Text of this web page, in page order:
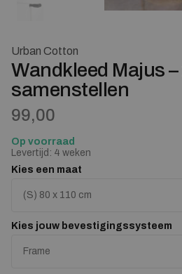
Urban Cotton
Wandkleed Majus
samenstellen
99,00
Op voorraad
Levertijd: 4 weken
Kies een maat
Kies jouw bevestigingssysteem